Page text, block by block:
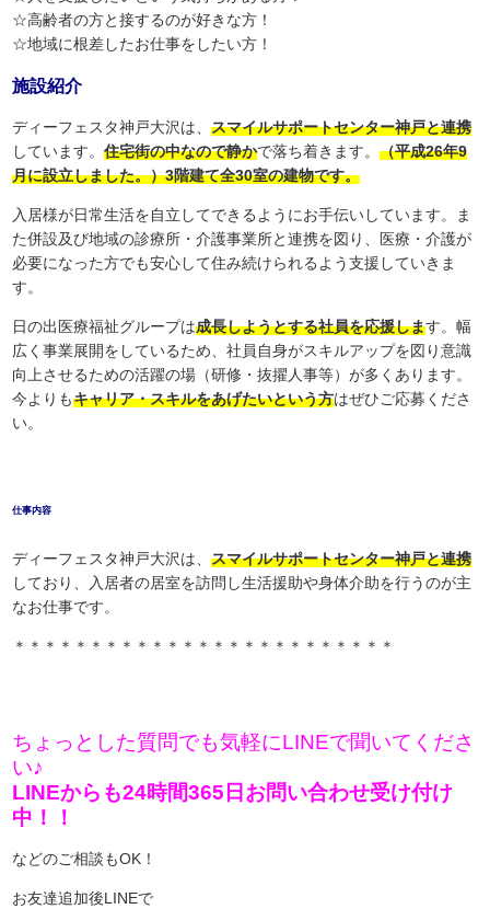
☆高齢者の方と接するのが好きな方！
☆地域に根差したお仕事をしたい方！
施設紹介
ディーフェスタ神戸大沢は、スマイルサポートセンター神戸と連携
しています。住宅街の中なので静かで落ち着きます。（平成26年9
月に設立しました。）3階建て全30室の建物です。
入居様が日常生活を自立してできるようにお手伝いしています。ま
た併設及び地域の診療所・介護事業所と連携を図り、医療・介護が
必要になった方でも安心して住み続けられるよう支援していきま
す。
日の出医療福祉グループは成長しようとする社員を応援します。幅
広く事業展開をしているため、社員自身がスキルアップを図り意識
向上させるための活躍の場（研修・抜擢人事等）が多くあります。
今よりもキャリア・スキルをあげたいという方はぜひご応募くださ
い。
仕事内容
ディーフェスタ神戸大沢は、スマイルサポートセンター神戸と連携
しており、入居者の居室を訪問し生活援助や身体介助を行うのが主
なお仕事です。
＊＊＊＊＊＊＊＊＊＊＊＊＊＊＊＊＊＊＊＊＊＊＊＊＊
ちょっとした質問でも気軽にLINEで聞いてくださ
い♪
LINEからも24時間365日お問い合わせ受け付け
中！！
などのご相談もOK！
お友達追加後LINEで